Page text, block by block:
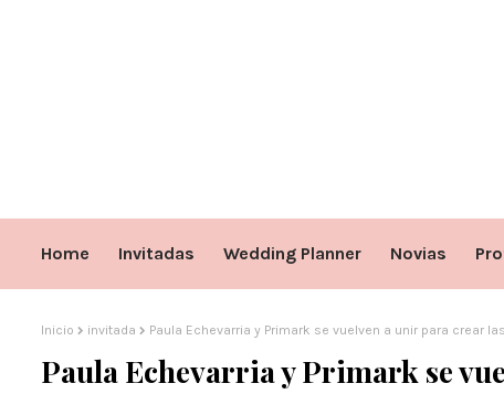
Home Invitadas Wedding Planner Novias
Inicio invitada Paula Echevarria y Primark se vuelven a unir para crear
Paula Echevarria y Primark se